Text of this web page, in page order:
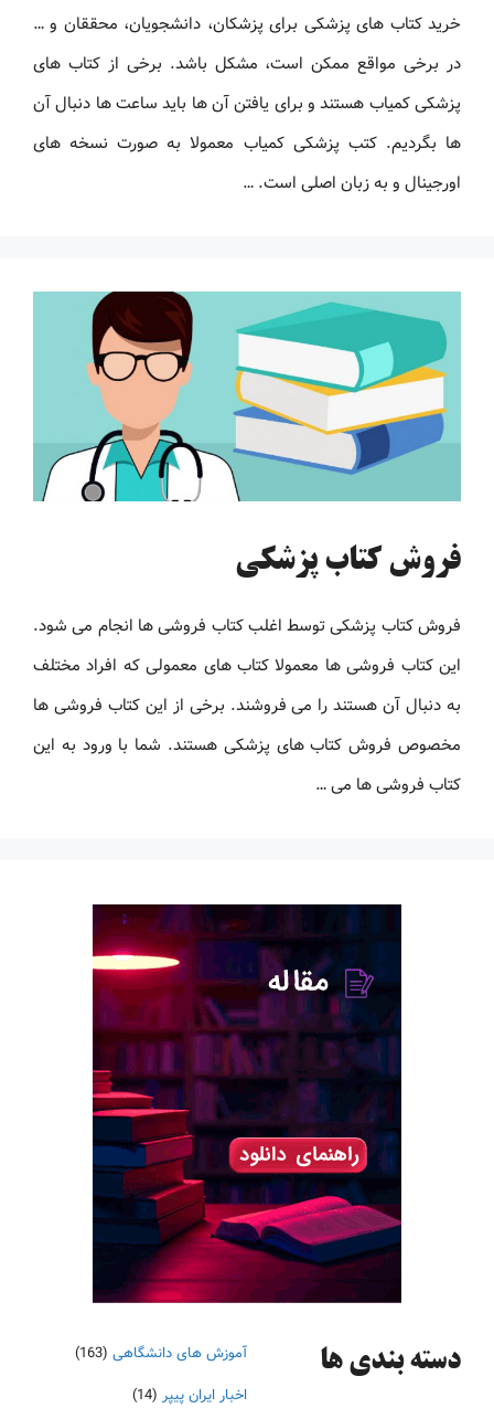
خرید کتاب های پزشکی برای پزشکان، دانشجویان، محققان و …
در برخی مواقع ممکن است، مشکل باشد. برخی از کتاب های
پزشکی کمیاب هستند و برای یافتن آن ها باید ساعت ها دنبال آن
ها بگردیم. کتب پزشکی کمیاب معمولا به صورت نسخه های
اورجینال و به زبان اصلی است. …
فروش کتاب پزشکی
فروش کتاب پزشکی توسط اغلب کتاب فروشی ها انجام می شود.
این کتاب فروشی ها معمولا کتاب های معمولی که افراد مختلف
به دنبال آن هستند را می فروشند. برخی از این کتاب فروشی ها
مخصوص فروش کتاب های پزشکی هستند. شما با ورود به این
کتاب فروشی ها می …
دسته‌ بندی ها آموزش های دانشگاهی (163)
اخبار ایران پیپر (14)